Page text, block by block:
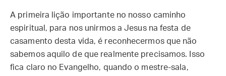
A primeira lição importante no nosso caminho
espiritual, para nos unirmos a Jesus na festa de
casamento desta vida, é reconhecermos que não
sabemos aquilo de que realmente precisamos. Isso
fica claro no Evangelho, quando o mestre-sala,